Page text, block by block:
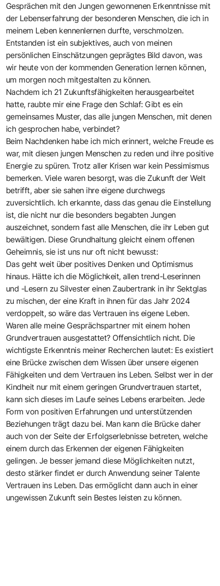
Gesprächen mit den Jungen gewonnenen Erkenntnisse mit
der Lebenserfahrung der besonderen Menschen, die ich in
meinem Leben kennenlernen durfte, verschmolzen.
Entstanden ist ein subjektives, auch von meinen
persönlichen Einschätzungen geprägtes Bild davon, was
wir heute von der kommenden Generation lernen können,
um morgen noch mitgestalten zu können.
Nachdem ich 21 Zukunftsfähigkeiten herausgearbeitet
hatte, raubte mir eine Frage den Schlaf: Gibt es ein
gemeinsames Muster, das alle jungen Menschen, mit denen
ich gesprochen habe, verbindet?
Beim Nachdenken habe ich mich erinnert, welche Freude es
war, mit diesen jungen Menschen zu reden und ihre positive
Energie zu spüren. Trotz aller Krisen war kein Pessimismus
bemerken. Viele waren besorgt, was die Zukunft der Welt
betrifft, aber sie sahen ihre eigene durchwegs
zuversichtlich. Ich erkannte, dass das genau die Einstellung
ist, die nicht nur die besonders begabten Jungen
auszeichnet, sondern fast alle Menschen, die ihr Leben gut
bewältigen. Diese Grundhaltung gleicht einem offenen
Geheimnis, sie ist uns nur oft nicht bewusst:
Das geht weit über positives Denken und Optimismus
hinaus. Hätte ich die Möglichkeit, allen trend-Leserinnen
und -Lesern zu Silvester einen Zaubertrank in ihr Sektglas
zu mischen, der eine Kraft in ihnen für das Jahr 2024
verdoppelt, so wäre das Vertrauen ins eigene Leben.
Waren alle meine Gesprächspartner mit einem hohen
Grundvertrauen ausgestattet? Offensichtlich nicht. Die
wichtigste Erkenntnis meiner Recherchen lautet: Es existiert
eine Brücke zwischen dem Wissen über unsere eigenen
Fähigkeiten und dem Vertrauen ins Leben. Selbst wer in der
Kindheit nur mit einem geringen Grundvertrauen startet,
kann sich dieses im Laufe seines Lebens erarbeiten. Jede
Form von positiven Erfahrungen und unterstützenden
Beziehungen trägt dazu bei. Man kann die Brücke daher
auch von der Seite der Erfolgserlebnisse betreten, welche
einem durch das Erkennen der eigenen Fähigkeiten
gelingen. Je besser jemand diese Möglichkeiten nutzt,
desto stärker findet er durch Anwendung seiner Talente
Vertrauen ins Leben. Das ermöglicht dann auch in einer
ungewissen Zukunft sein Bestes leisten zu können.